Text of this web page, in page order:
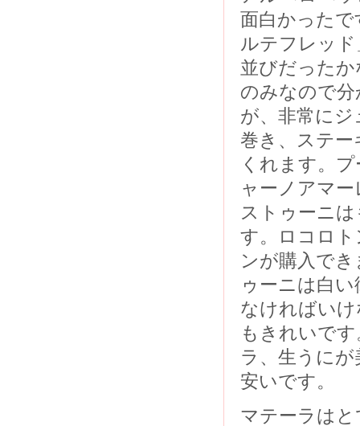
面白かった
ルテフレッ
並びだった
のみなので
が、非常に
巻き、ステ
くれます。
ャーノアマ
ストゥーニ
す。ロコロ
ンが購入で
ゥーニは白
なければい
もきれいで
ラ、生うに
安いです。
マテーラは